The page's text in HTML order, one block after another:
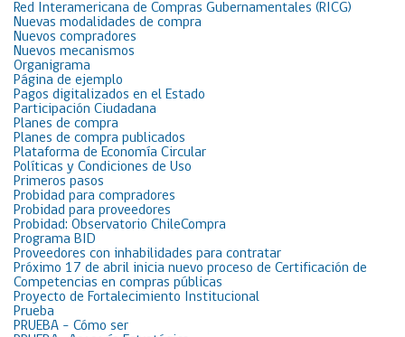
Red Interamericana de Compras Gubernamentales (RICG)
Nuevas modalidades de compra
Nuevos compradores
Nuevos mecanismos
Organigrama
Página de ejemplo
Pagos digitalizados en el Estado
Participación Ciudadana
Planes de compra
Planes de compra publicados
Plataforma de Economía Circular
Políticas y Condiciones de Uso
Primeros pasos
Probidad para compradores
Probidad para proveedores
Probidad: Observatorio ChileCompra
Programa BID
Proveedores con inhabilidades para contratar
Próximo 17 de abril inicia nuevo proceso de Certificación de
Competencias en compras públicas
Proyecto de Fortalecimiento Institucional
Prueba
PRUEBA – Cómo ser